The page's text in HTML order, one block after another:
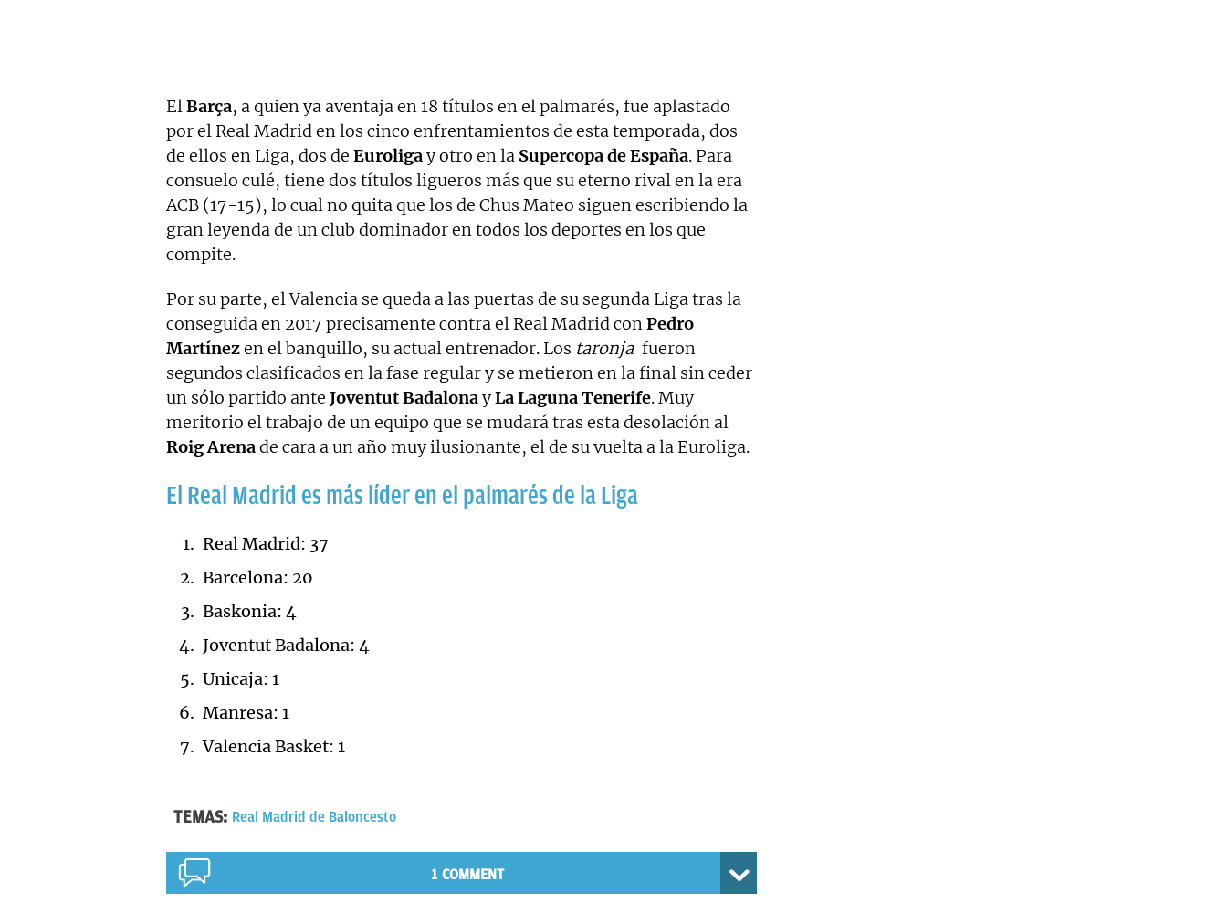
ElBarça, a quien ya aventaja en 18 títulos en el palmarés, fue aplastado
por el Real Madrid en los cinco enfrentamientos de esta temporada, dos
de ellos en Liga, dos de Euroligay otro en la Supercopa de España. Para
consuelo culé, tiene dos títulos ligueros más que su eterno rival en la era
ACB (17-15), lo cual no quita que los de Chus Mateo siguen escribiendo la
gran leyenda de un club dominador en todos los deportes en los que
compite.
Por su parte, el Valencia se queda a las puertas de su segunda Liga tras la
conseguida en 2017 precisamente contra el Real Madrid conPedro
Martínezen el banquillo, su actual entrenador. Los taronja fueron
segundos clasificados en la fase regular y se metieron en la final sin ceder
un sólo partido ante Joventut BadalonayLa Laguna Tenerife. Muy
meritorio el trabajo de un equipo que se mudará tras esta desolación al
Roig Arenade cara a un año muy ilusionante, el de su vuelta a la Euroliga.
El Real Madrid es más líder en el palmarés de la Liga
Real Madrid: 37
Barcelona: 20
Baskonia: 4
Joventut Badalona: 4
Unicaja: 1
Manresa: 1
Valencia Basket: 1
TEMAS: Real Madrid de Baloncesto
1 COMMENT